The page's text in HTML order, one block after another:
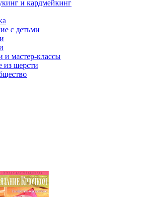
и кардмейкинг
с детьми
и мастер-классы
из шерсти